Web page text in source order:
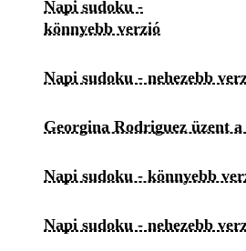
Napi sudoku -
könnyebb verzió
Napi sudoku - nehezebb
Georgina Rodriguez üzent
Napi sudoku - könnyebb
Napi sudoku - nehezebb